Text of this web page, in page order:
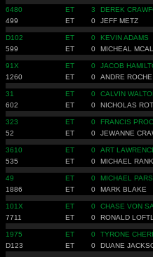
6480 ET 3 DEREK
499
ET 0 JEFF METZ
D102 ET 0 KEVIN ADAMS
599
ET 0 MICHEAL
91X ET 0 JACOB
1260
ET 0 ANDRE ROCHE
31 ET 0 CALVIN
602
ET 0 NICHOLAS
323 ET 0 FRANCIS
52
ET 0 JEWANNE
3610 ET 0 ART
535
ET 0 MICHAEL
49 ET 0 MICHAEL
1886
ET 0 MARK BLAKE
101X ET 0 CHASE VON
7711
ET 0 RONALD
1975 ET 0 TYRONE
D123
ET 0 DUANE